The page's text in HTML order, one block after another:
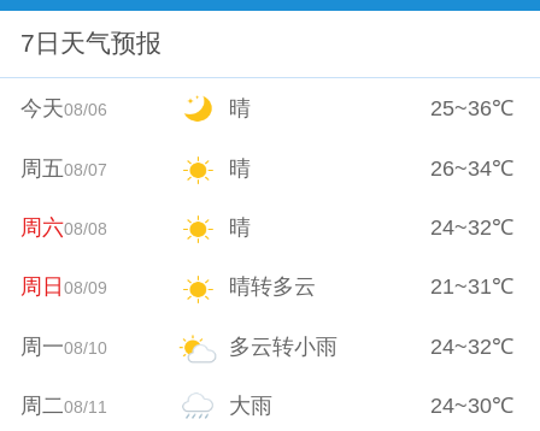
7日天气预报
今天08/06 晴 25~36℃
周五08/07 晴 26~34℃
周六08/08 晴 24~32℃
周日08/09 晴转多云 21~31℃
周一08/10 多云转小雨 24~32℃
周二08/11 大雨 24~30℃